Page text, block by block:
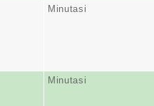
Minutasi
Minutasi